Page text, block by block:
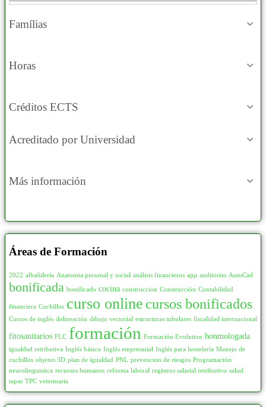
Famílias
Horas
Créditos ECTS
Acreditado por Universidad
Más información
Áreas de Formación
2022 albañilería Anatomia personal y social análisis financieros app auditorias AutoCad
bonificada bonificado cocina construccion Construcción Contabilidad
financiera Cuchillos curso online cursos bonificados
Cursos de inglés delineación dibujo vectorial estructuras tubulares fiscalidad internacional
fitosanitarios FLC formación Formación Evolution honmologada
igualdad retributiva Inglés básico Inglés empresarial Inglés para hostelería Manejo de
cuchillos objetos 3D plan de igualdad PNL prevencion de riesgos Programación
neurolinguistica recursos humanos reforma laboral registros salarial retributivo salud
tapas TPC veterinaria